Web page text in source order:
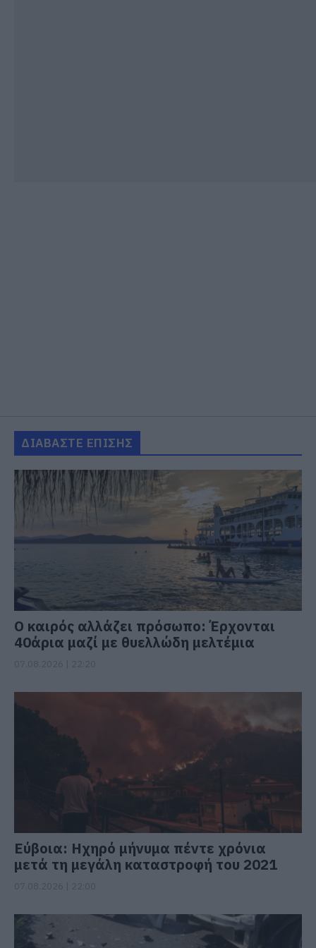
ΔΙΑΒΑΣΤΕ ΕΠΙΣΗΣ
Ο καιρός αλλάζει πρόσωπο: Έρχονται
40άρια μαζί με θυελλώδη μελτέμια
Εύβοια: Ηχηρό μήνυμα πέντε χρόνια
μετά τη μεγάλη καταστροφή του 2021